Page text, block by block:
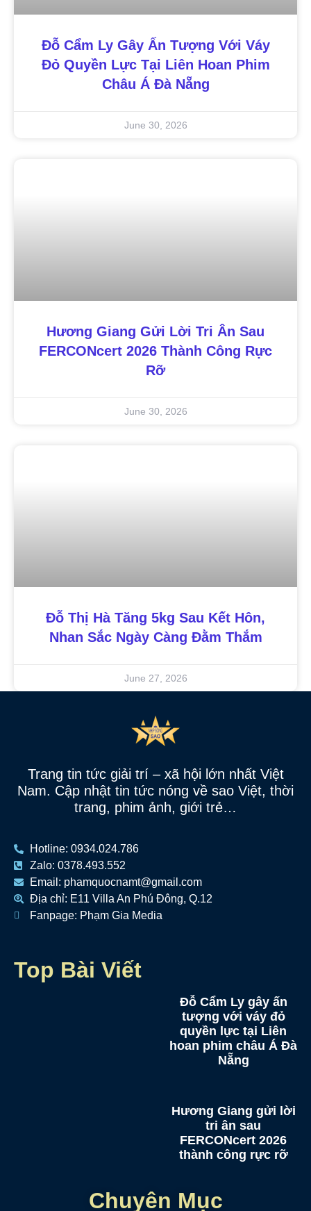
Đỗ Cẩm Ly Gây Ấn Tượng Với Váy
Đỏ Quyền Lực Tại Liên Hoan Phim
Châu Á Đà Nẵng
June 30, 2026
Hương Giang Gửi Lời Tri Ân Sau
FERCONcert 2026 Thành Công Rực
Rỡ
June 30, 2026
Đỗ Thị Hà Tăng 5kg Sau Kết Hôn,
Nhan Sắc Ngày Càng Đằm Thắm
June 27, 2026
Trang tin tức giải trí – xã hội lớn nhất Việt
Nam. Cập nhật tin tức nóng về sao Việt, thời
trang, phim ảnh, giới trẻ…
Hotline: 0934.024.786
Zalo: 0378.493.552
Email: phamquocnamt@gmail.com
Địa chỉ: E11 Villa An Phú Đông, Q.12
Fanpage: Phạm Gia Media
Top Bài Viết
Đỗ Cẩm Ly gây ấn
tượng với váy đỏ
quyền lực tại Liên
hoan phim châu Á Đà
Nẵng
Hương Giang gửi lời
tri ân sau
FERCONcert 2026
thành công rực rỡ
Chuyên Mục